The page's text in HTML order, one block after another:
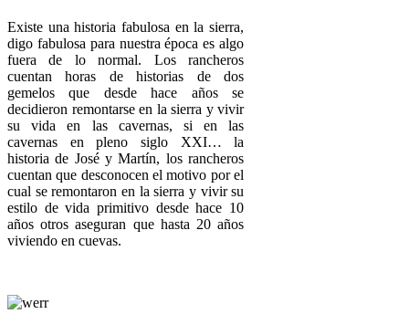
Existe una historia fabulosa en la sierra,
digo fabulosa para nuestra época es algo
fuera de lo normal. Los rancheros
cuentan horas de historias de dos
gemelos que desde hace años se
decidieron remontarse en la sierra y vivir
su vida en las cavernas, si en las
cavernas en pleno siglo XXI… la
historia de José y Martín, los rancheros
cuentan que desconocen el motivo por el
cual se remontaron en la sierra y vivir su
estilo de vida primitivo desde hace 10
años otros aseguran que hasta 20 años
viviendo en cuevas.